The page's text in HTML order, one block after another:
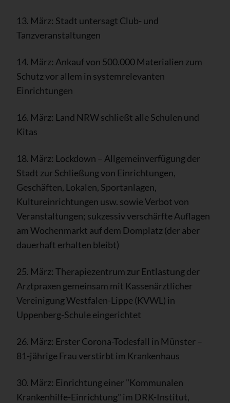
13. März: Stadt untersagt Club- und
Tanzveranstaltungen
14. März: Ankauf von 500.000 Materialien zum
Schutz vor allem in systemrelevanten
Einrichtungen
16. März: Land NRW schließt alle Schulen und
Kitas
18. März: Lockdown – Allgemeinverfügung der
Stadt zur Schließung von Einrichtungen,
Geschäften, Lokalen, Sportanlagen,
Kultureinrichtungen usw. sowie Verbot von
Veranstaltungen; sukzessiv verschärfte Auflagen
am Wochenmarkt auf dem Domplatz (der aber
dauerhaft erhalten bleibt)
25. März: Therapiezentrum zur Entlastung der
Arztpraxen gemeinsam mit Kassenärztlicher
Vereinigung Westfalen-Lippe (KVWL) in
Uppenberg-Schule eingerichtet
26. März: Erster Corona-Todesfall in Münster –
81-jährige Frau verstirbt im Krankenhaus
30. März: Einrichtung einer "Kommunalen
Krankenhilfe-Einrichtung" im DRK-Institut,